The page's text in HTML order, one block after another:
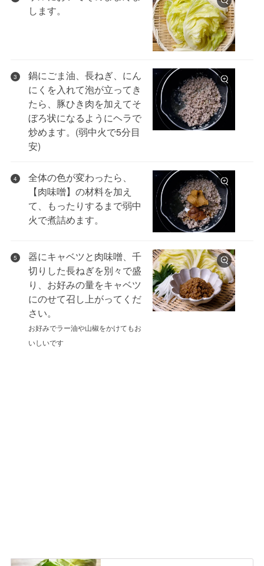
します。
3
鍋にごま油、長ねぎ、にん
にくを入れて泡が立ってき
たら、豚ひき肉を加えてそ
ぼろ状になるようにヘラで
炒めます。(弱中火で5分目
安)
4
全体の色が変わったら、
【肉味噌】の材料を加え
て、もったりするまで弱中
火で煮詰めます。
5
器にキャベツと肉味噌、千
切りした長ねぎを別々で盛
り、お好みの量をキャベツ
にのせて召し上がってくだ
さい。
お好みでラー油や山椒をかけてもお
いしいです